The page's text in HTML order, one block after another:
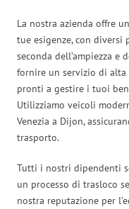
La nostra azienda offre
tue esigenze, con
seconda dell’ampiezza e
fornire un servizio di
pronti a gestire i tuoi
Utilizziamo veicoli
Venezia a Dijon,
trasporto.
Tutti i nostri dipendenti
un processo di trasloco
nostra reputazione per